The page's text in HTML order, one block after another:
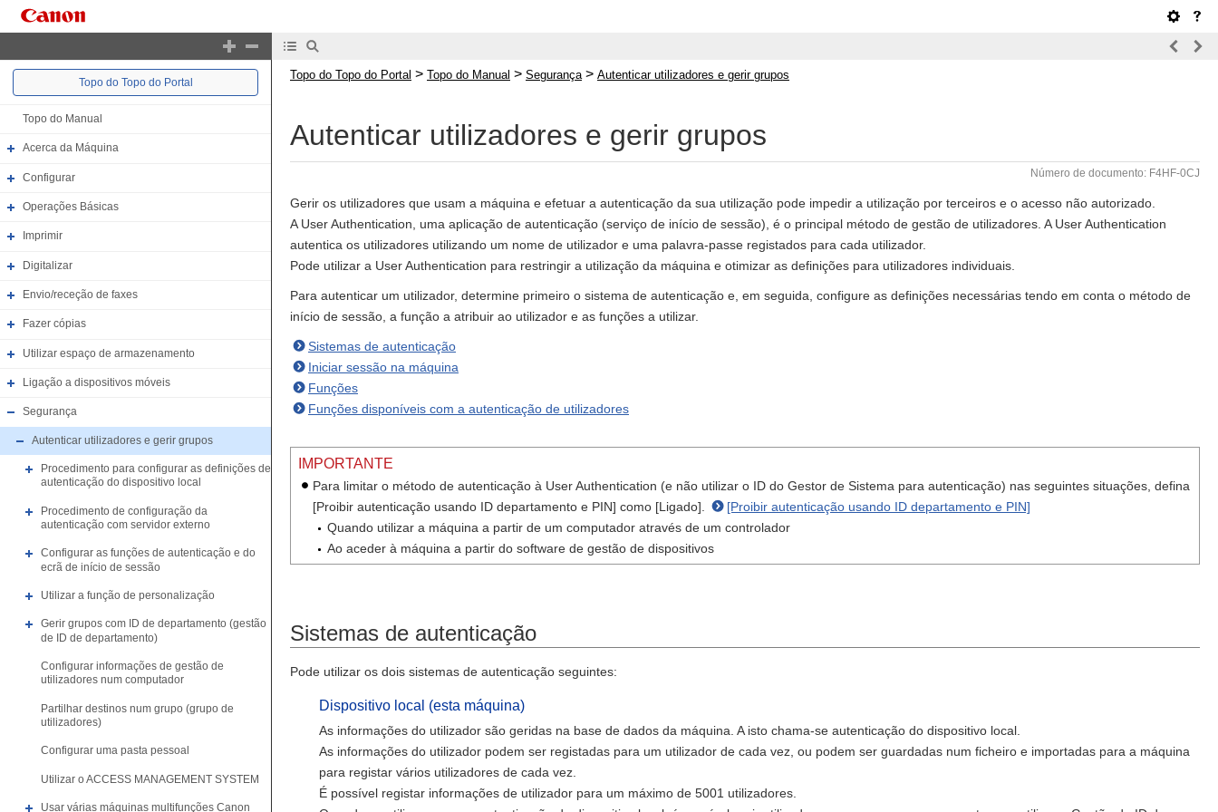
Topo do Topo do Portal
Topo do Manual
Acerca da Máquina
Configurar
Operações Básicas
Imprimir
Digitalizar
Envio/receção de faxes
Fazer cópias
Utilizar espaço de armazenamento
Ligação a dispositivos móveis
Segurança
Autenticar utilizadores e gerir grupos
Procedimento para configurar as definições de
autenticação do dispositivo local
Procedimento de configuração da
autenticação com servidor externo
Configurar as funções de autenticação e do
ecrã de início de sessão
Utilizar a função de personalização
Gerir grupos com ID de departamento (gestão
de ID de departamento)
Configurar informações de gestão de
utilizadores num computador
Partilhar destinos num grupo (grupo de
utilizadores)
Configurar uma pasta pessoal
Utilizar o ACCESS MANAGEMENT SYSTEM
Usar várias máquinas multifunções Canon
Topo do Topo do Portal > Topo do Manual > Segurança > Autenticar utilizadores e gerir grupos
Autenticar utilizadores e gerir grupos
Número de documento: F4HF-0CJ
Gerir os utilizadores que usam a máquina e efetuar a autenticação da sua utilização pode impedir a utilização por terceiros e o acesso não autorizado.
A User Authentication, uma aplicação de autenticação (serviço de início de sessão), é o principal método de gestão de utilizadores. A User Authentication
autentica os utilizadores utilizando um nome de utilizador e uma palavra-passe registados para cada utilizador.
Pode utilizar a User Authentication para restringir a utilização da máquina e otimizar as definições para utilizadores individuais.
Para autenticar um utilizador, determine primeiro o sistema de autenticação e, em seguida, configure as definições necessárias tendo em conta o método de
início de sessão, a função a atribuir ao utilizador e as funções a utilizar.
Sistemas de autenticação
Iniciar sessão na máquina
Funções
Funções disponíveis com a autenticação de utilizadores
IMPORTANTE
Para limitar o método de autenticação à User Authentication (e não utilizar o ID do Gestor de Sistema para autenticação) nas seguintes situações, defina
[Proibir autenticação usando ID departamento e PIN] como [Ligado].
[Proibir autenticação usando ID departamento e PIN]
Quando utilizar a máquina a partir de um computador através de um controlador
Ao aceder à máquina a partir do software de gestão de dispositivos
Sistemas de autenticação
Pode utilizar os dois sistemas de autenticação seguintes:
Dispositivo local (esta máquina)
As informações do utilizador são geridas na base de dados da máquina. A isto chama-se autenticação do dispositivo local.
As informações do utilizador podem ser registadas para um utilizador de cada vez, ou podem ser guardadas num ficheiro e importadas para a máquina
para registar vários utilizadores de cada vez.
É possível registar informações de utilizador para um máximo de 5001 utilizadores.